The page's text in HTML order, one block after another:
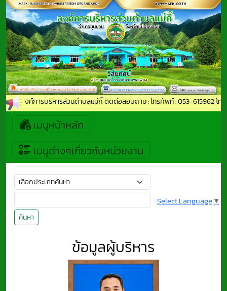
องค์การบริหารส่วนตำบลแม่กิ๊ ติดต่อสอบถาม : โทรศัพท์ : 053-615962 โทรสาร
เมนูหน้าหลัก
เมนูต่างๆเกี่ยวกับหน่วยงาน
ค้นหา
Select Language▼
ข้อมูลผู้บริหาร